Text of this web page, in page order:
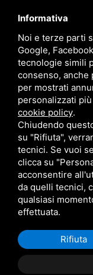
Blog
Sitemap
Contatti
Via Giolitti, 5 -
+39 0331 1542871
+39 334 1291872
Whatsapp
P.IVA
protetto da
Informativa
Noi e terze parti
Google,
tecnologie simili
consenso, anche
per mostrati
personalizzati
cookie policy.
Chiudendo
su "Rifiuta",
tecnici. Se vuoi
clicca su
acconsentire
da quelli tecnici,
qualsiasi
effettuata.
Rifiuta